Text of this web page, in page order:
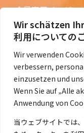
Wir schätzen
利用についての
Wir verwenden
verbessern,
einzusetzen und
Wenn Sie auf „Alle
Anwendung von
当ウェブサイトでは
会員専用ページ
ニュースレターバ
過去の講演資料
総会議事録
定款・会費規定な
コラムの紹介
コラム一覧